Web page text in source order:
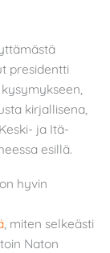
presidentti
kirjallisena,
ja Itä-
esillä.
hyvin
, miten selkeästi
Naton